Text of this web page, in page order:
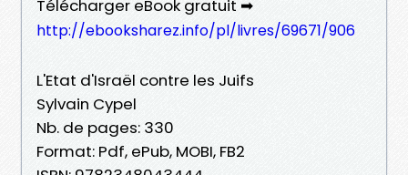
Télécharger eBook gratuit ➡
http://ebooksharez.info/pl/livres/69671/906
L'Etat d'Israël contre les Juifs
Sylvain Cypel
Nb. de pages: 330
Format: Pdf, ePub, MOBI, FB2